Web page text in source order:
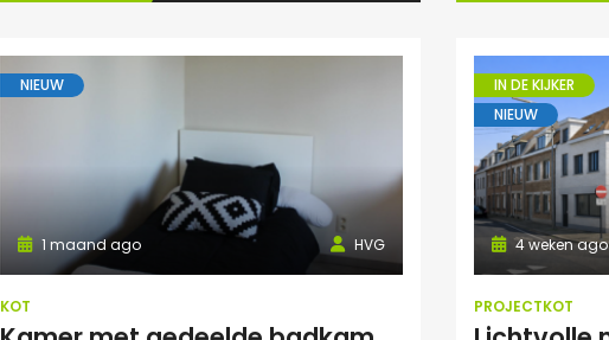
NIEUW
HVG
1 maand ago
KOT
IN DE KIJKER
NIEUW
4 weken ago
PROJECTKOT